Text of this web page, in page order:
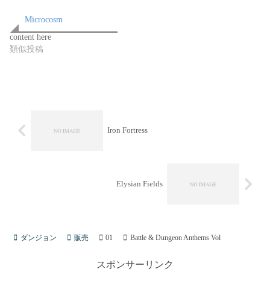
Microcosm
content here
類似投稿
Iron Fortress
Elysian Fields
ダンジョン 販売 01 Battle & Dungeon Anthems Vol
スポンサーリンク